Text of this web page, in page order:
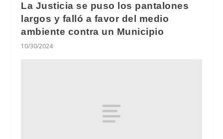
La Justicia se puso los pantalones
largos y falló a favor del medio
ambiente contra un Municipio
10/30/2024